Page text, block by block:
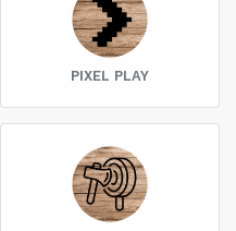
PIXEL PLAY